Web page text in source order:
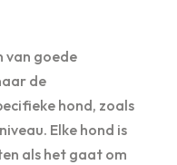
van goede
de
hond, zoals
Elke hond is
als het gaat om